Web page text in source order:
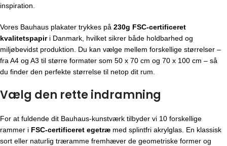
inspiration.
Vores Bauhaus plakater trykkes på 230g FSC-certificeret
kvalitetspapiri Danmark, hvilket sikrer både holdbarhed og
miljøbevidst produktion. Du kan vælge mellem forskellige størrelser –
fra A4 og A3 til større formater som 50 x 70 cm og 70 x 100 cm – så
du finder den perfekte størrelse til netop dit rum.
Vælg den rette indramning
For at fuldende dit Bauhaus-kunstværk tilbyder vi 10 forskellige
rammer i FSC-certificeret egetræ med splintfri akrylglas. En klassisk
sort eller naturlig træramme fremhæver de geometriske former og